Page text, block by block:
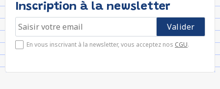
Inscription à la newsletter
En vous inscrivant à la newsletter, vous acceptez nos CGU.